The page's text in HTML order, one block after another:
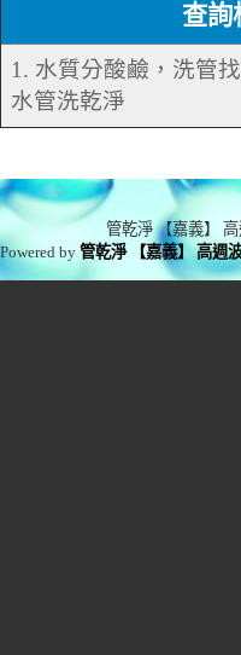
查詢
1. 水質分酸鹼，洗管
水管洗乾淨
管乾淨 【嘉義】
Powered by管乾淨 【嘉義】 高週